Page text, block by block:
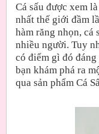
Cá sấu được xem
nhất thế giới đầm
hàm răng nhọn, cá
nhiều người. Tuy
có điểm gì đó
bạn khám phá ra
qua sản phẩm Cá